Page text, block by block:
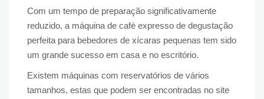
Com um tempo de preparação significativamente
reduzido, a máquina de café expresso de degustação
perfeita para bebedores de xícaras pequenas tem sido
um grande sucesso em casa e no escritório.
Existem máquinas com reservatórios de vários
tamanhos, estas que podem ser encontradas no site